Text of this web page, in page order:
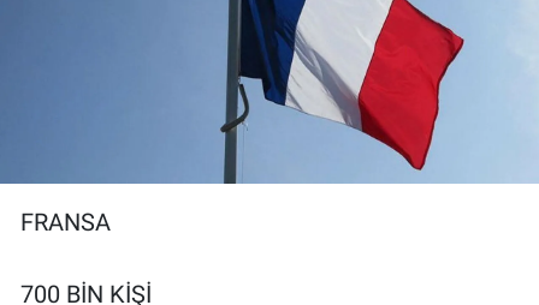
FRANSA
700 BİN KİŞİ